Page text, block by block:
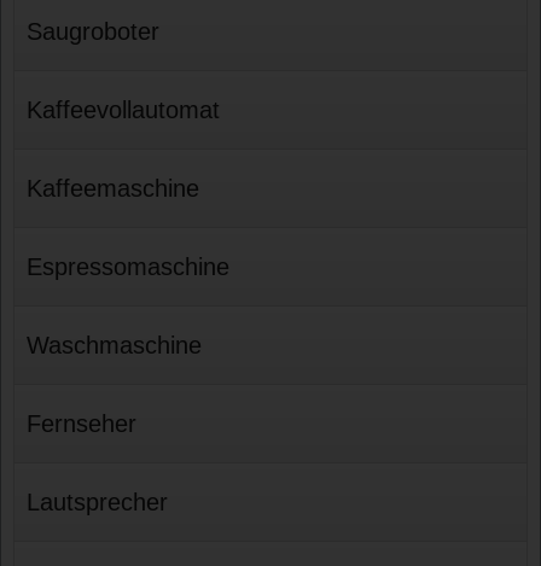
Saugroboter
Kaffeevollautomat
Kaffeemaschine
Espressomaschine
Waschmaschine
Fernseher
Lautsprecher